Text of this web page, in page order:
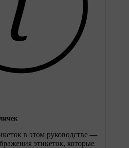
в этом руководстве —
этикеток, которые